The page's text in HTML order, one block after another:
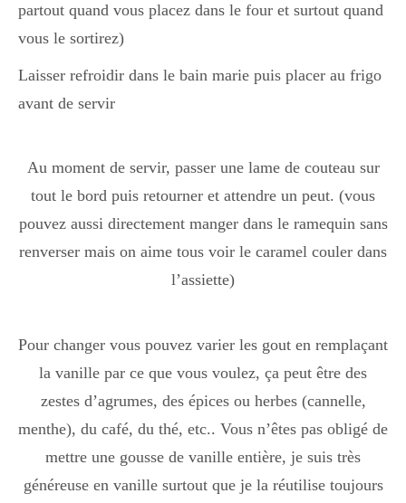
partout quand vous placez dans le four et surtout quand
vous le sortirez)
Laisser refroidir dans le bain marie puis placer au frigo
avant de servir
Au moment de servir, passer une lame de couteau sur
tout le bord puis retourner et attendre un peut. (vous
pouvez aussi directement manger dans le ramequin sans
renverser mais on aime tous voir le caramel couler dans
l’assiette)
Pour changer vous pouvez varier les gout en remplaçant
la vanille par ce que vous voulez, ça peut être des
zestes d’agrumes, des épices ou herbes (cannelle,
menthe), du café, du thé, etc.. Vous n’êtes pas obligé de
mettre une gousse de vanille entière, je suis très
généreuse en vanille surtout que je la réutilise toujours